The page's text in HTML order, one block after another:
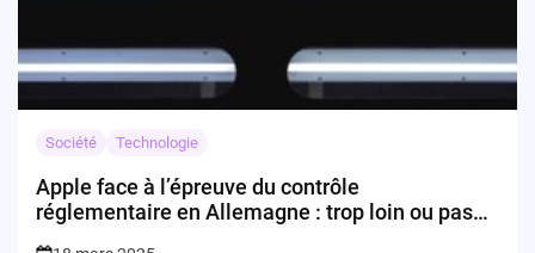
Société Technologie
Apple face à l’épreuve du contrôle
réglementaire en Allemagne : trop loin ou pas